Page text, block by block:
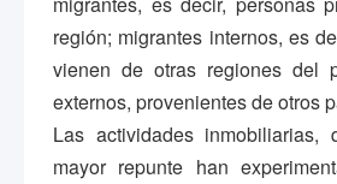
región; migrantes internos, es
vienen de otras regiones del
externos, provenientes de otros
Las actividades
mayor repunte han